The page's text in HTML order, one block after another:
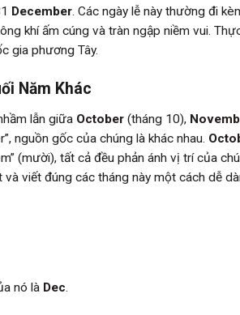
December. Các ngày lễ này thường đi
khí ấm cúng và tràn ngập niềm vui.
gia phương Tây.
Năm Khác
lẫn giữa October (tháng 10),
nguồn gốc của chúng là khác nhau.
(mười), tất cả đều phản ánh vị trí của
viết đúng các tháng này một cách dễ
nó là Dec.